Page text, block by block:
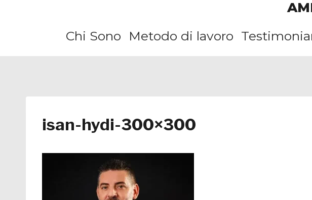
Chi Sono Metodo di lavoro
isan-hydi-300×300